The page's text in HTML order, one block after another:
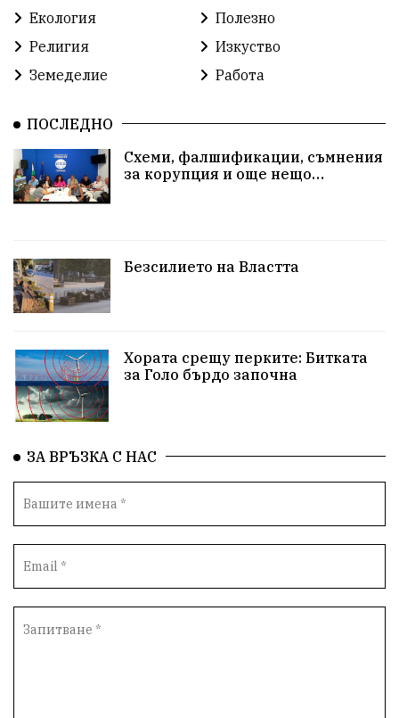
Екология
Полезно
Религия
Изкуство
Земеделие
Работа
ПОСЛЕДНО
Схеми, фалшификации, съмнения
за корупция и още нещо…
Безсилието на Властта
Хората срещу перките: Битката
за Голо бърдо започна
ЗА ВРЪЗКА С НАС